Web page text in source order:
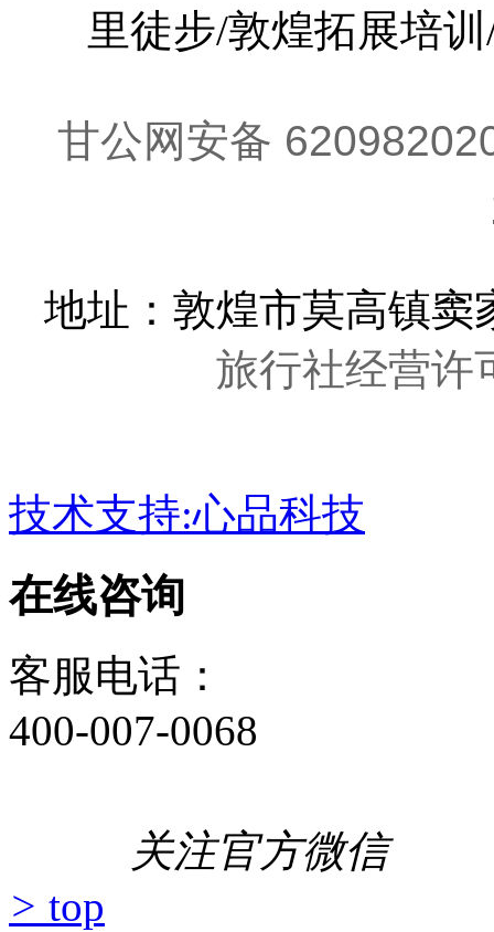
里徒步/敦煌拓展培
甘公网安备
地址：敦煌市莫高镇
旅行社经营许
技术支持:心品科技
在线咨询
客服电话：
400-007-0068
关注官方微信
> top